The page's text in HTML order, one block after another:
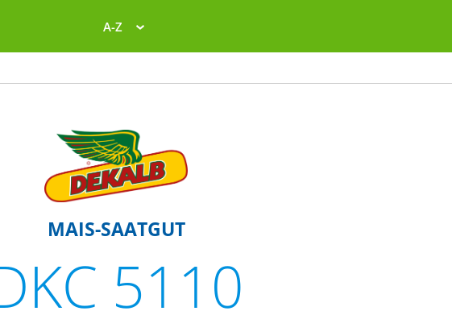
A-Z
MAIS-SAATGUT
5110